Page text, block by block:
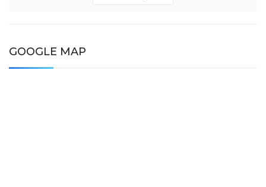
GOOGLE MAP